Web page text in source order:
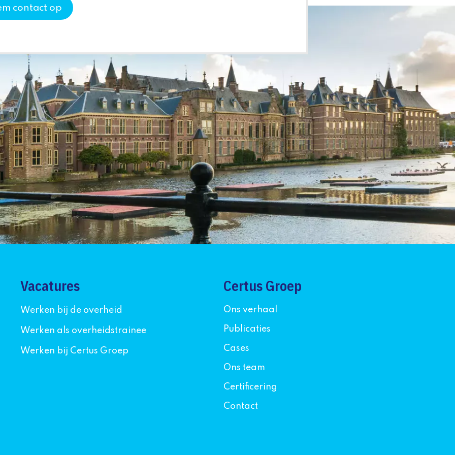
contact op
Vacatures
Werken bij de overheid
Werken als overheidstrainee
Werken bij Certus Groep
Certus Groep
Ons verhaal
Publicaties
Cases
Ons team
Certificering
Contact